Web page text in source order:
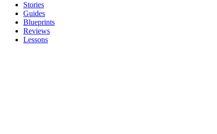
Stories
Guides
Blueprints
Reviews
Lessons